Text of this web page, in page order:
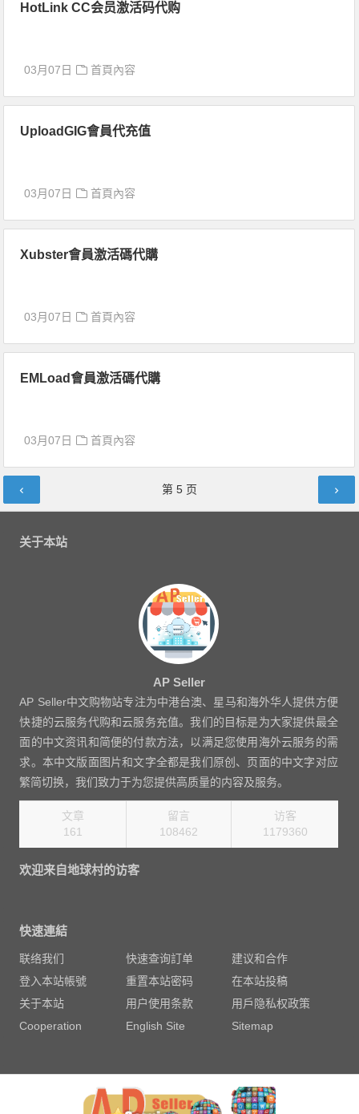
HotLink CC会员激活码代购
03月07日 首頁內容
UploadGIG會員代充值
03月07日 首頁內容
Xubster會員激活碼代購
03月07日 首頁內容
EMLoad會員激活碼代購
03月07日 首頁內容
章
第 5页
关于本站
AP Seller
AP Seller中文购物站专注为中港台澳、星马和海外华人提供方便
快捷的云服务代购和云服务充值。我们的目标是为大家提供最全
面的中文资讯和简便的付款方法，以满足您使用海外云服务的需
求。本中文版面图片和文字全都是我们原创、页面的中文字对应
繁简切换，我们致力于为您提供高质量的内容及服务。
文章
161
留言
108462
访客
1270080
欢迎来自地球村的访客
快速連結
联络我们 快速查询訂单
建议和合作
登入本站帳號
重置本站密码
在本站投稿
关于本站
用户使用条款
用戶隐私权政策
Cooperation
English Site Sitemap